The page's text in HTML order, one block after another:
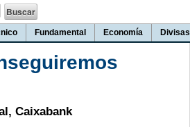
Fundamental Economía Divisas
Caixabank